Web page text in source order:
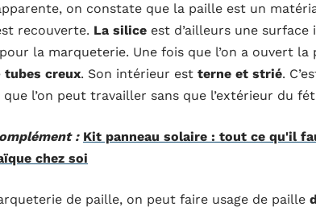
on constate que la paille est un
recouverte. La silice est d’ailleurs une
la marqueterie. Une fois que l’on a ouvert
tubes creux. Son intérieur est terne et strié.
que l’on peut travailler sans que l’extérieur du
: Kit panneau solaire : tout ce qu'il
chez soi
de paille, on peut faire usage de paille